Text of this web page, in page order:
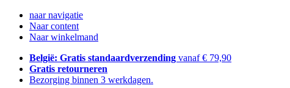
naar navigatie
Naar content
Naar winkelmand
België: Gratis standaardverzending vanaf € 79,90
Gratis retourneren
Bezorging binnen 3 werkdagen.